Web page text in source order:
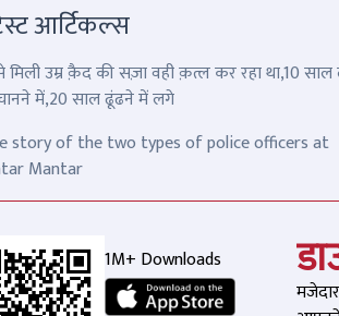
आर्टिकल्स
मिली उम्र क़ैद की सज़ा वही क़त्ल कर रहा था,10
में,20 साल ढूंढने में लगे
story of the two types of police officers at
Mantar
1M+ Downloads